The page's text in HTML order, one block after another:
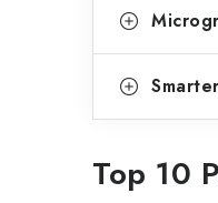
Top 10